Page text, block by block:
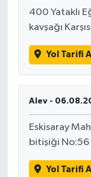
400 Yataklı
kavşağı
Yol Tarifi Al
Alev -
Eskisaray
bitişiği No:56
Yol Tarifi Al